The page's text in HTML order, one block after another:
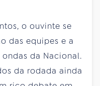
o ouvinte se
das equipes e a
da Nacional.
da rodada ainda